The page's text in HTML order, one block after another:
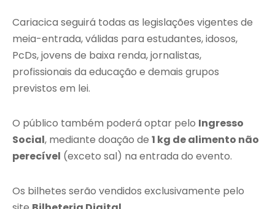
Cariacica seguirá todas as legislações vigentes de
meia-entrada, válidas para estudantes, idosos,
PcDs, jovens de baixa renda, jornalistas,
profissionais da educação e demais grupos
previstos em lei.
O público também poderá optar pelo Ingresso
Social, mediante doação de 1 kg de alimento não
perecível (exceto sal) na entrada do evento.
Os bilhetes serão vendidos exclusivamente pelo